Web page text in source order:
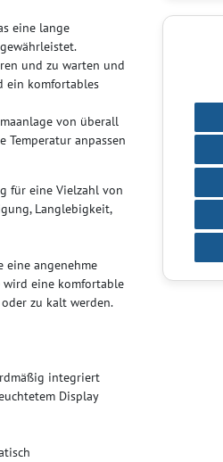
eine lange
und zu warten und
ein komfortables
von überall
Temperatur anpassen
für eine Vielzahl von
Langlebigkeit,
angenehme
wird eine komfortable
zu kalt werden.
integriert
Display